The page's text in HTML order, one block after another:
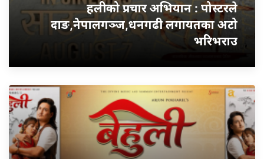
हलीको प्रचार अभियान : पोस्टरले
दाङ,नेपालगञ्ज,धनगढी लगायतका अटो
भरिभराउ